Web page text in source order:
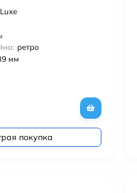
ретро
мм
покупка